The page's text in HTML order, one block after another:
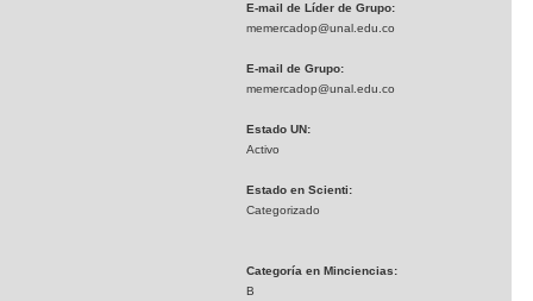
E-mail de Líder de Grupo:
memercadop@unal.edu.co
E-mail de Grupo:
memercadop@unal.edu.co
Estado UN:
Activo
Estado en Scienti:
Categorizado
Categoría en Minciencias:
B